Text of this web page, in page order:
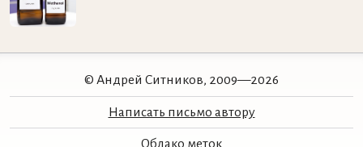
© Андрей Ситников, 2009—2026
Написать письмо автору
Облако меток